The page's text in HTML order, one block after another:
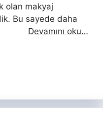
olan makyaj
Bu sayede daha
Devamını oku…